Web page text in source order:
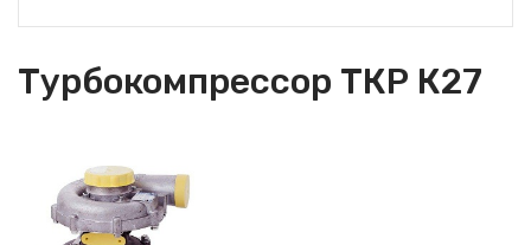
Турбокомпрессор ТКР К27